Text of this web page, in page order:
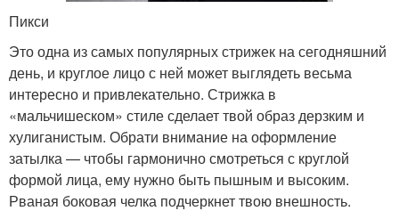
Пикси
Это одна из самых популярных стрижек на сегодняшний
день, и круглое лицо с ней может выглядеть весьма
интересно и привлекательно. Стрижка в
«мальчишеском» стиле сделает твой образ дерзким и
хулиганистым. Обрати внимание на оформление
затылка — чтобы гармонично смотреться с круглой
формой лица, ему нужно быть пышным и высоким.
Рваная боковая челка подчеркнет твою внешность.